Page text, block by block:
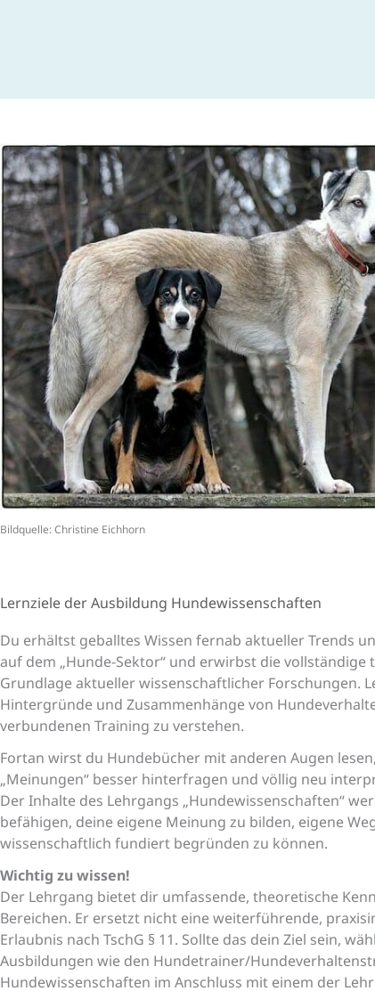
Bildquelle: Christine Eichhorn
Lernziele der Ausbildung Hundewissenschaften
Du erhältst geballtes Wissen fernab aktueller Trends
auf dem „Hunde-Sektor“ und erwirbst die vollständige
Grundlage aktueller wissenschaftlicher Forschungen.
Hintergründe und Zusammenhänge von
verbundenen Training zu verstehen.
Fortan wirst du Hundebücher mit anderen Augen
„Meinungen“ besser hinterfragen und völlig neu
Der Inhalte des Lehrgangs „Hundewissenschaften“
befähigen, deine eigene Meinung zu bilden, eigene
wissenschaftlich fundiert begründen zu können.
Wichtig zu wissen!
Der Lehrgang bietet dir umfassende, theoretische
Bereichen. Er ersetzt nicht eine weiterführende,
Erlaubnis nach TschG § 11. Sollte das dein Ziel sein,
Ausbildungen wie den Hundetrainer/
Hundewissenschaften im Anschluss mit einem der